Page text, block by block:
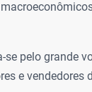
se pelo grande
e